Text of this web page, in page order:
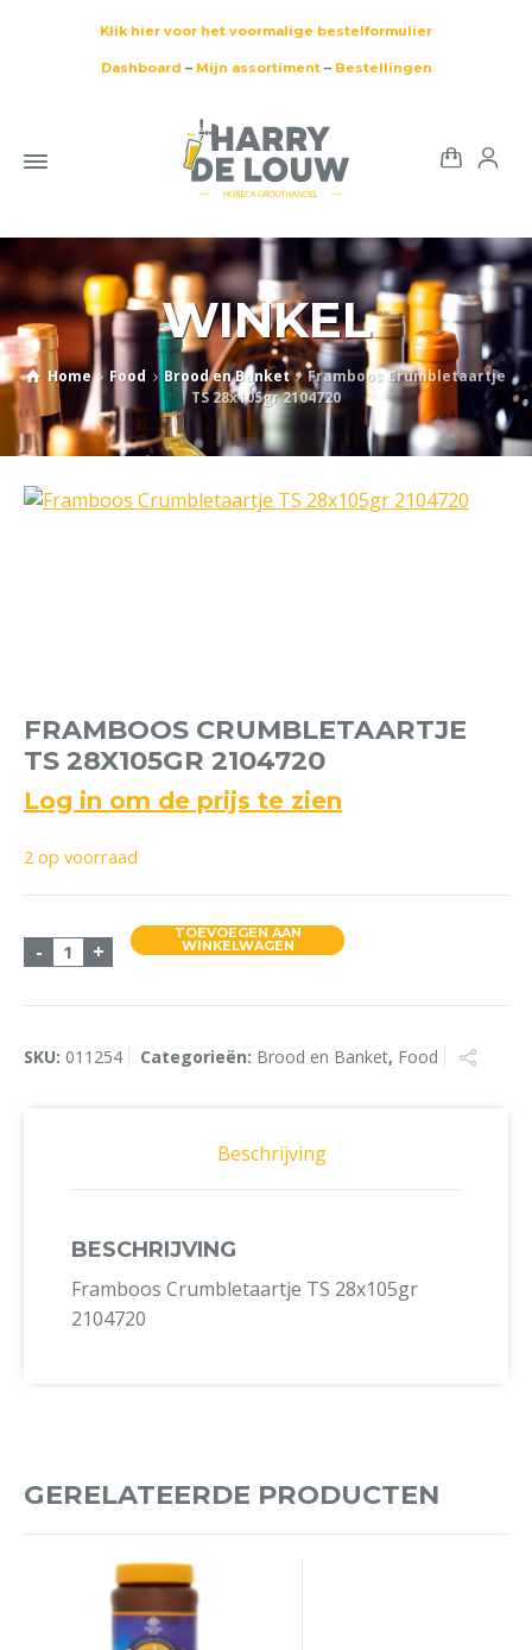
Klik hier voor het voormalige bestelformulier
Dashboard – Mijn assortiment– Bestellingen
WINKEL
Home Food Brood en Banket
Framboos Crumbletaartje
TS 28x105gr 2104720
FRAMBOOS CRUMBLETAARTJE
TS 28X105GR 2104720
Log in om de prijs te zien
2 op voorraad
- Framboos Crumbletaartje TS 28x105gr 2104720
+
TOEVOEGEN AAN
WINKELWAGEN
SKU: 011254 Categorieën: Brood en Banket, Food
Beschrijving
BESCHRIJVING
Framboos Crumbletaartje TS 28x105gr
2104720
GERELATEERDE PRODUCTEN